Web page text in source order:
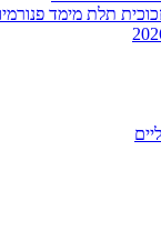
תלת מימד